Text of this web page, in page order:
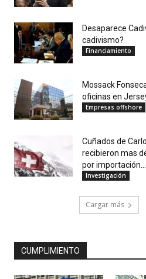
Desaparece
cadivismo?
Financiamiento
Mossack
oficinas en
Empresas offshore
Cuñados de
recibieron mas
por importación...
Investigación
Cargar más
CUMPLIMIENTO